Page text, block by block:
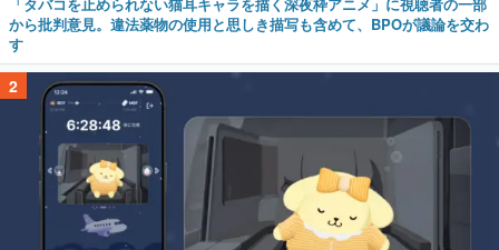
「タバコを止められない猫耳キャラを描く深夜枠アニメ」に視聴者の一部
から批判意見。違法薬物の使用と思しき描写も含めて、BPOが議論を交わ
す
2